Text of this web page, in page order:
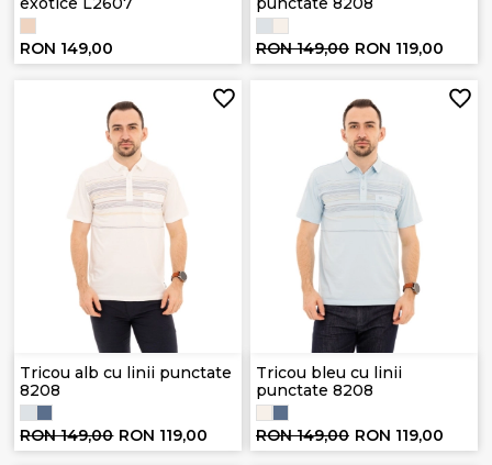
RON 149,00 RON 149,00 RON 119,00
Tricou alb cu linii punctate
8208
RON 149,00 RON 119,00
Tricou bleu cu linii
punctate 8208
RON 149,00 RON 119,00